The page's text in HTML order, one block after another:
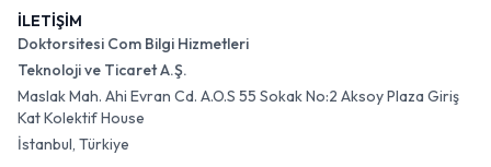
İLETİŞİM
Doktorsitesi Com Bilgi Hizmetleri
Teknoloji ve Ticaret A.Ş.
Maslak Mah. Ahi Evran Cd. A.O.S 55 Sokak No:2 Aksoy Plaza Giriş
Kat Kolektif House
İstanbul, Türkiye